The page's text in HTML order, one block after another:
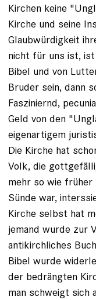
Kirchen keine
Kirche und seine
Glaubwürdigkeit
nicht für uns ist,
Bibel und von
Bruder sein, dann
Fasziniernd,
Geld von den
eigenartigem
Die Kirche hat
Volk, die
mehr so wie
Sünde war,
Kirche selbst hat
jemand wurde zur
antikirchliches
Bibel wurde
der bedrängten
man schweigt sich